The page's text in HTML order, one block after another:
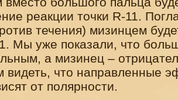
реакции точки R-11.
течения) мизинцем
Мы уже показали, что
а мизинец –
что направленные
от полярности.